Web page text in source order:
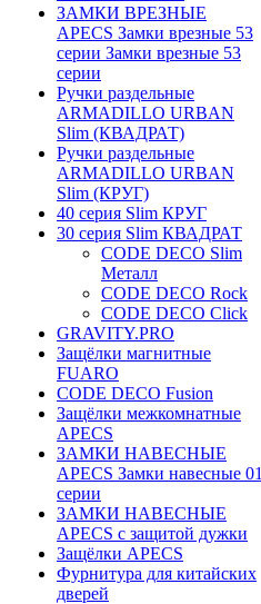
ЗАМКИ ВРЕЗНЫЕ
APECS Замки врезные 53
серии Замки врезные 53
серии
Ручки раздельные
ARMADILLO URBAN
Slim (КВАДРАТ)
Ручки раздельные
ARMADILLO URBAN
Slim (КРУГ)
40 серия Slim КРУГ
30 серия Slim КВАДРАТ
CODE DECO Slim
Металл
CODE DECO Rock
CODE DECO Click
GRAVITY.PRO
Защёлки магнитные
FUARO
CODE DECO Fusion
Защёлки межкомнатные
APECS
ЗАМКИ НАВЕСНЫЕ
APECS Замки навесные 01
серии
ЗАМКИ НАВЕСНЫЕ
APECS с защитой дужки
Защёлки APECS
Фурнитура для китайских
дверей